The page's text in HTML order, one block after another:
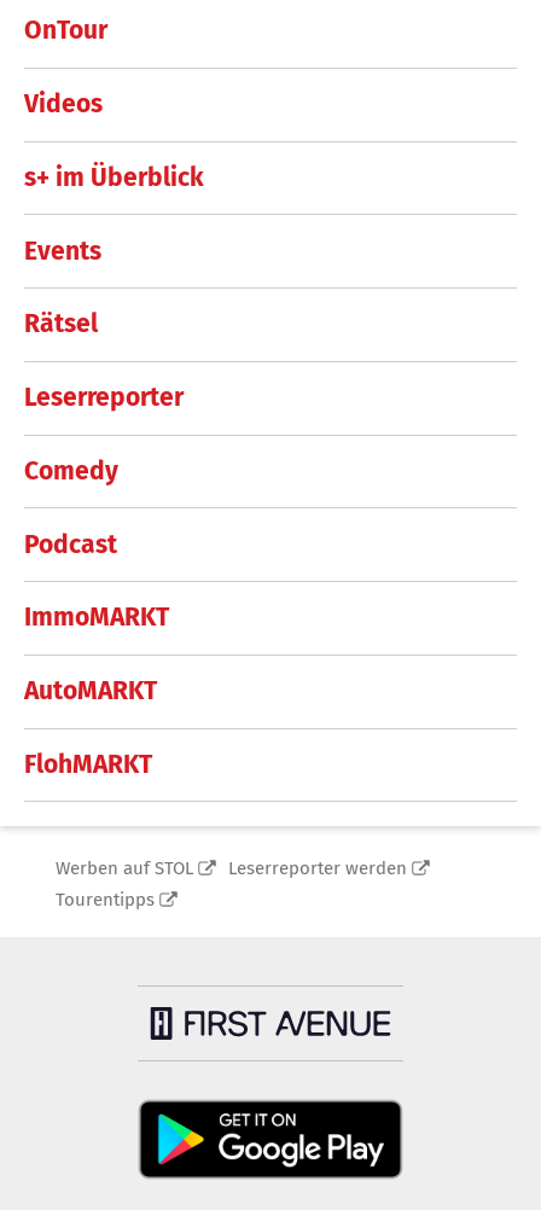
OnTour
Videos
s+ im Überblick
Events
Rätsel
Leserreporter
Comedy
Podcast
ImmoMARKT
AutoMARKT
FlohMARKT
Werben auf STOL
Leserreporter werden
Tourentipps